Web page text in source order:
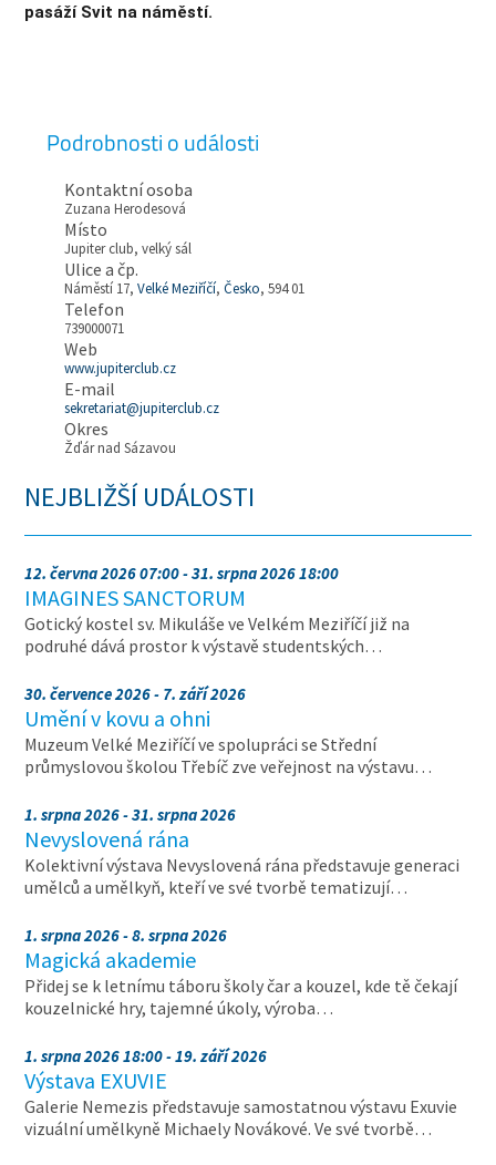
pasáží Svit na náměstí.
Podrobnosti o události
Kontaktní osoba
Zuzana Herodesová
Místo
Jupiter club, velký sál
Ulice a čp.
Náměstí 17,Velké Meziříčí,Česko, 594 01
Telefon
739000071
Web
www.jupiterclub.cz
E-mail
sekretariat@jupiterclub.cz
Okres
Žďár nad Sázavou
NEJBLIŽŠÍ UDÁLOSTI
12. června 2026 07:00 - 31. srpna 2026 18:00
IMAGINES SANCTORUM
Gotický kostel sv. Mikuláše ve Velkém Meziříčí již na
podruhé dává prostor k výstavě studentských…
30. července 2026 - 7. září 2026
Umění v kovu a ohni
Muzeum Velké Meziříčí ve spolupráci se Střední
průmyslovou školou Třebíč zve veřejnost na výstavu…
1. srpna 2026 - 31. srpna 2026
Nevyslovená rána
Kolektivní výstava Nevyslovená rána představuje generaci
umělců a umělkyň, kteří ve své tvorbě tematizují…
1. srpna 2026 - 8. srpna 2026
Magická akademie
Přidej se k letnímu táboru školy čar a kouzel, kde tě čekají
kouzelnické hry, tajemné úkoly, výroba…
1. srpna 2026 18:00 - 19. září 2026
Výstava EXUVIE
Galerie Nemezis představuje samostatnou výstavu Exuvie
vizuální umělkyně Michaely Novákové. Ve své tvorbě…